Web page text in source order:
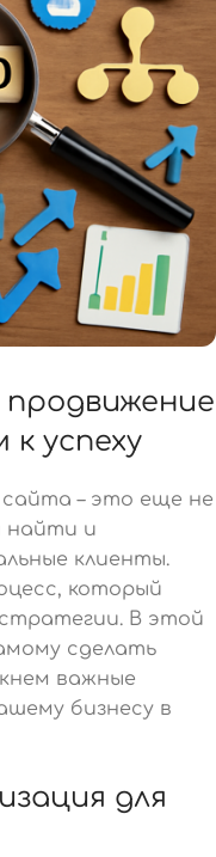
успеху
– это еще не
найти и
клиенты.
который
В этой
сделать
важные
бизнесу в
для